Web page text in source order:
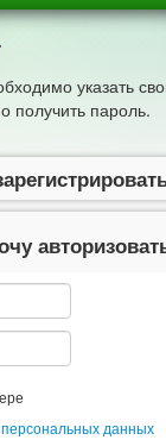
указать
получить пароль.
данных